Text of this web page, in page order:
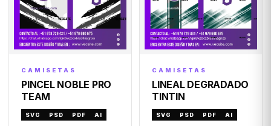
CAMISETAS
PINCEL NOBLE PRO
TEAM
SVG PSD PDF AI
CAMISETAS
LINEAL DEGRADADO
TINTIN
SVG PSD PDF AI